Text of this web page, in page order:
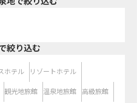
絞り込む
ホテル リゾートホテル
観光地旅館 温泉地旅館 高級旅館